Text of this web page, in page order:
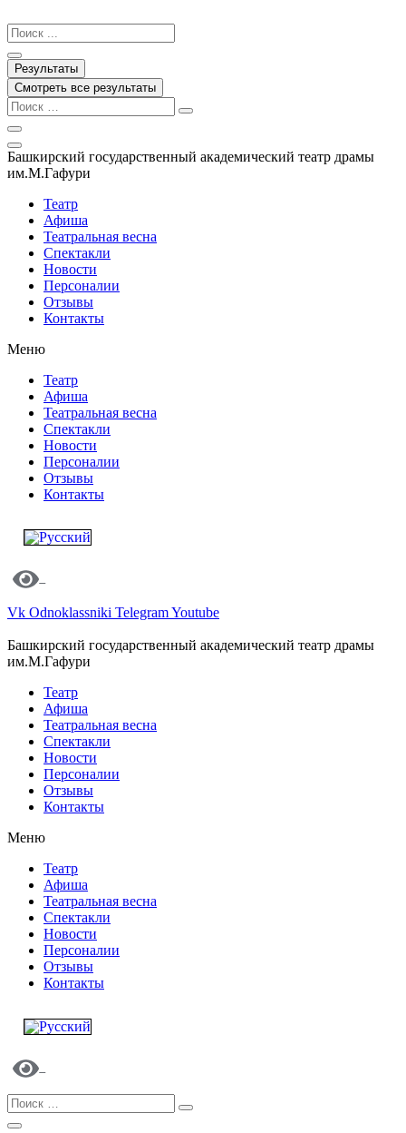
к
содержимому
Search
...
Результаты
Смотреть все результаты
Башкирский государственный академический театр драмы
им.М.Гафури
Театр
Афиша
Театральная весна
Спектакли
Новости
Персоналии
Отзывы
Контакты
Меню
Театр
Афиша
Театральная весна
Спектакли
Новости
Персоналии
Отзывы
Контакты
Vk Odnoklassniki TelegramYoutube
Башкирский государственный академический театр драмы
им.М.Гафури
Театр
Афиша
Театральная весна
Спектакли
Новости
Персоналии
Отзывы
Контакты
Меню
Театр
Афиша
Театральная весна
Спектакли
Новости
Персоналии
Отзывы
Контакты